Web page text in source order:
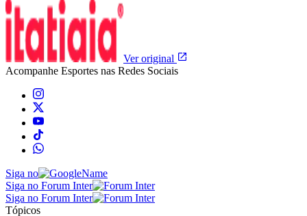
Ver original
Acompanhe Esportes nas Redes Sociais
Siga no
Siga no Forum Inter
Siga no Forum Inter
Tópicos